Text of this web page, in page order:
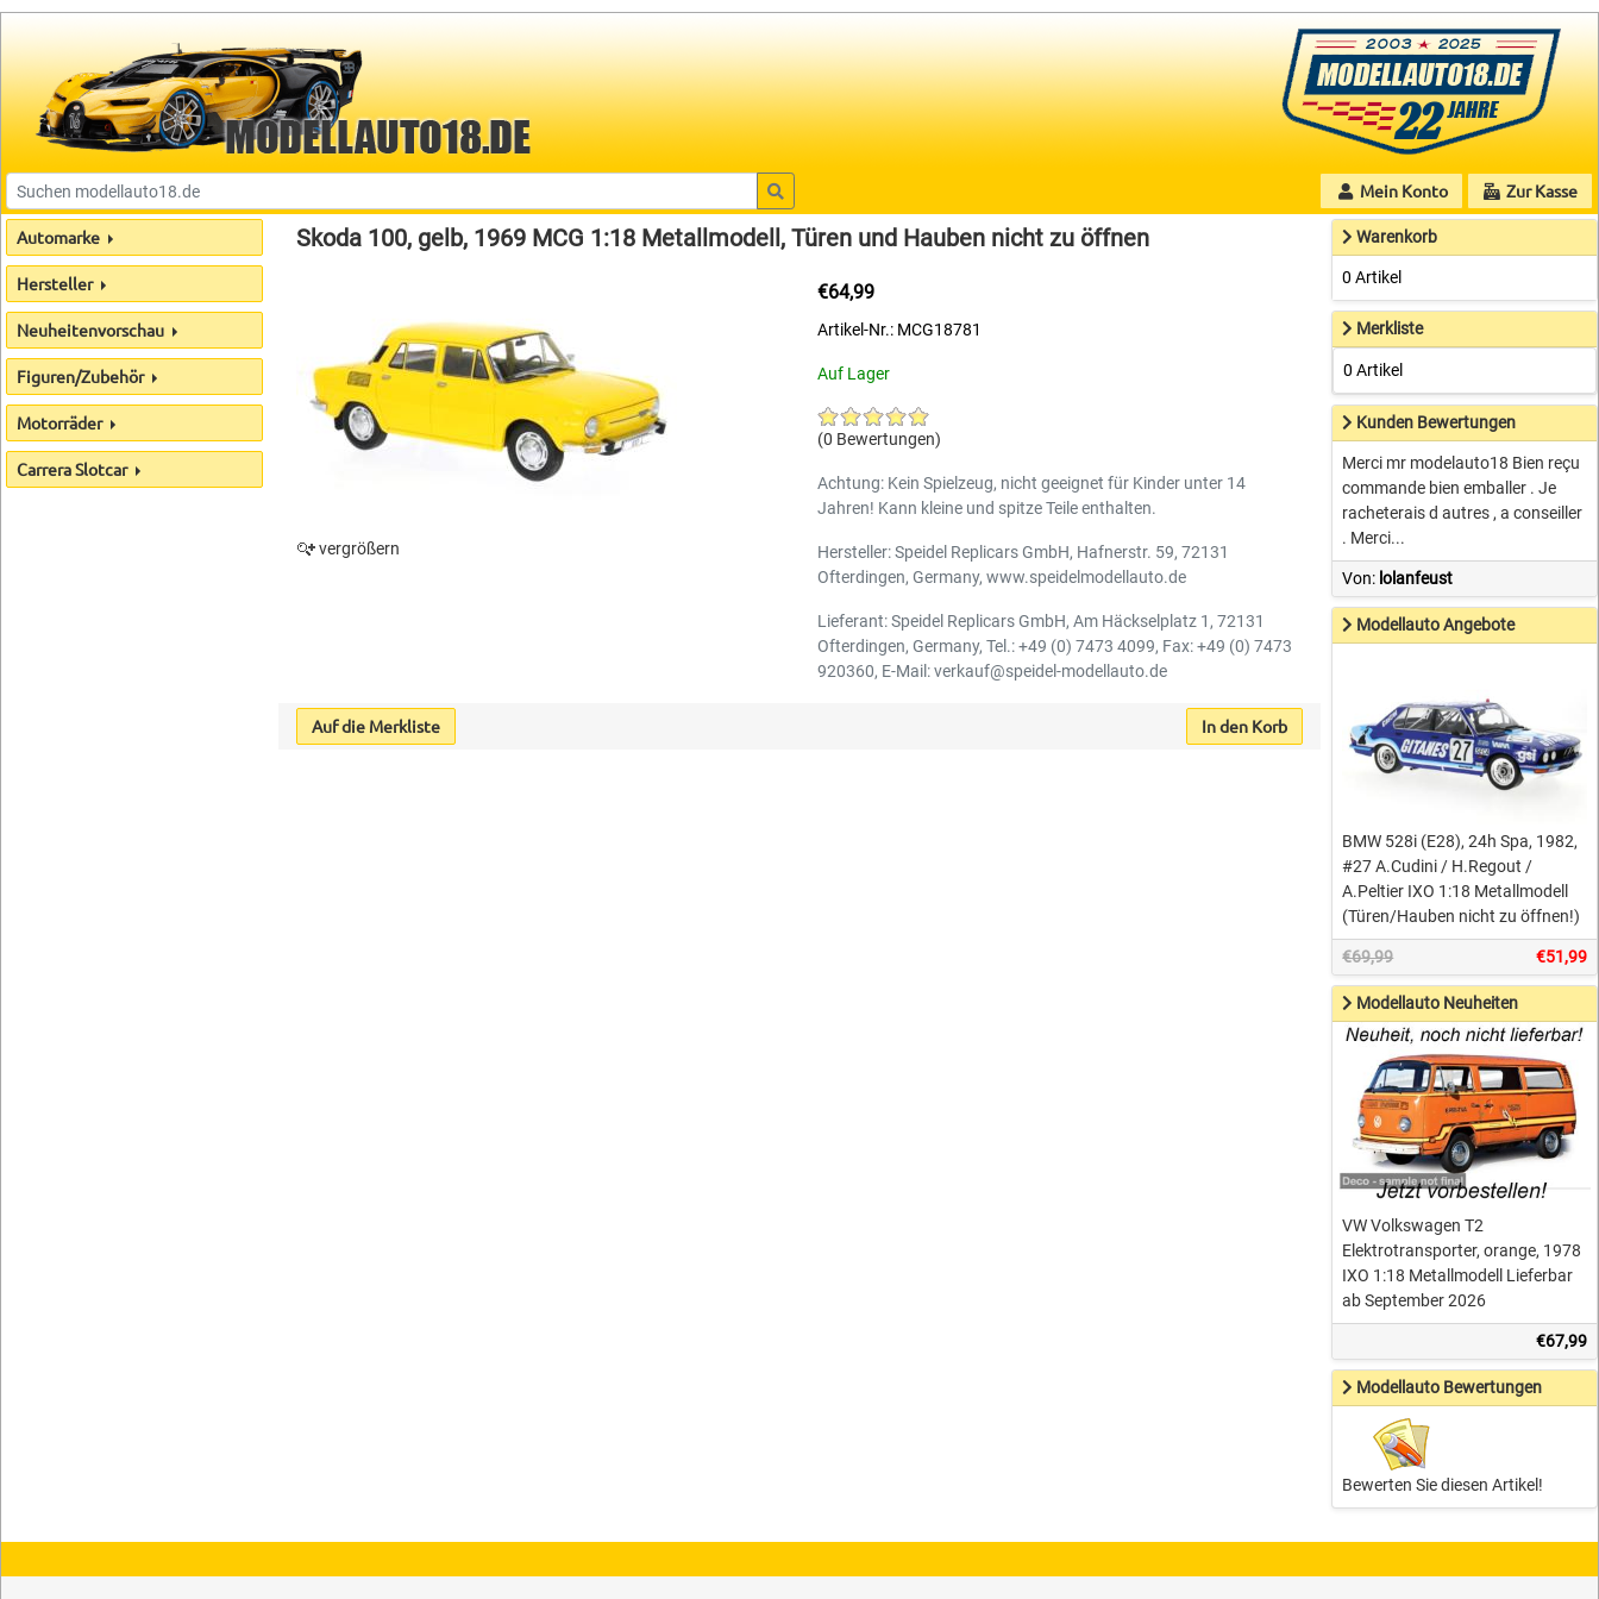
Mein Konto Zur Kasse
Automarke
Hersteller
Neuheitenvorschau
Figuren/Zubehör
Motorräder
Carrera Slotcar
Skoda 100, gelb, 1969 MCG 1:18 Metallmodell, Türen und Hauben nicht zu öffnen
vergrößern
€64,99
Artikel-Nr.: MCG18781
Auf Lager
(0 Bewertungen)
Achtung: Kein Spielzeug, nicht geeignet für Kinder unter 14
Jahren! Kann kleine und spitze Teile enthalten.
Hersteller: Speidel Replicars GmbH, Hafnerstr. 59, 72131
Ofterdingen, Germany, www.speidelmodellauto.de
Lieferant: Speidel Replicars GmbH, Am Häckselplatz 1, 72131
Ofterdingen, Germany, Tel.: +49 (0) 7473 4099, Fax: +49 (0) 7473
920360, E-Mail: verkauf@speidel-modellauto.de
Auf die Merkliste In den Korb
Warenkorb
0 Artikel
Merkliste
0 Artikel
Kunden Bewertungen
Merci mr modelauto18 Bien reçu
commande bien emballer . Je
racheterais d autres , a conseiller
. Merci...
Von: lolanfeust
Modellauto Angebote
BMW 528i (E28), 24h Spa, 1982,
#27 A.Cudini / H.Regout /
A.Peltier IXO 1:18 Metallmodell
(Türen/Hauben nicht zu öffnen!)
€69,99 €51,99
Modellauto Neuheiten
VW Volkswagen T2
Elektrotransporter, orange, 1978
IXO 1:18 Metallmodell Lieferbar
ab September 2026
€67,99
Modellauto Bewertungen
Bewerten Sie diesen Artikel!